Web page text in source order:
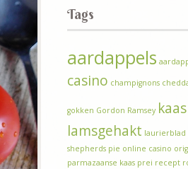
Tags
aardappels
casino champignons
gokken Gordon Ramsey kaas
lamsgehakt laurierblad
shepherds pie online casino
parmazaanse kaas prei recept